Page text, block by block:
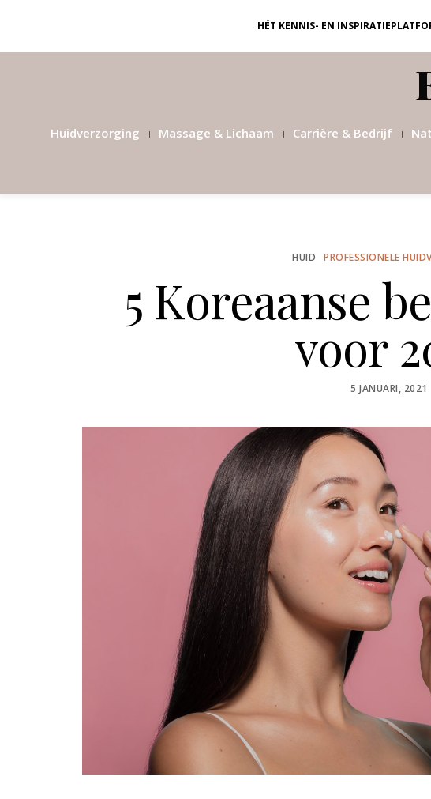
HÉT KENNIS- EN
Huidverzorging Massage & Lichaam Carrière & Bedrijf
HUID PROFESSIONELE
5 Koreaanse
voor
POSTED
5 JANUARI, 2021